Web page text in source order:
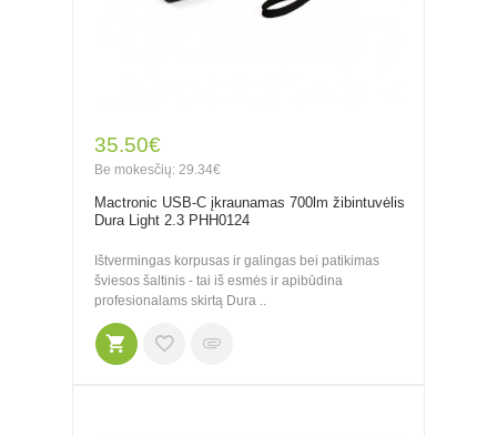
35.50€
Be mokesčių: 29.34€
Mactronic USB-C įkraunamas 700lm žibintuvėlis
Dura Light 2.3 PHH0124
Ištvermingas korpusas ir galingas bei patikimas
šviesos šaltinis - tai iš esmės ir apibūdina
profesionalams skirtą Dura ..